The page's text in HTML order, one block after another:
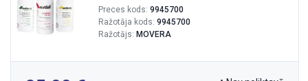
Preces kods: 9945700
Ražotāja kods: 9945700
Ražotājs: MOVERA